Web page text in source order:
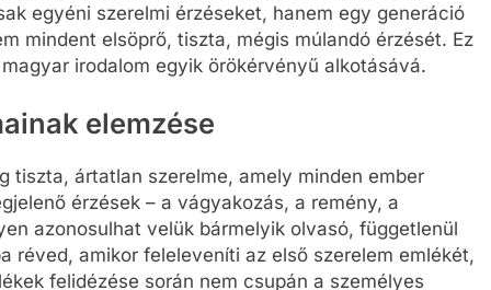
egyéni szerelmi érzéseket, hanem egy generáció
mindent elsöprő, tiszta, mégis múlandó érzését. Ez
irodalom egyik örökérvényű alkotásává.
elemzése
tiszta, ártatlan szerelme, amely minden ember
érzések – a vágyakozás, a remény, a
azonosulhat velük bármelyik olvasó, függetlenül
réved, amikor feleleveníti az első szerelem emlékét,
felidézése során nem csupán a személyes